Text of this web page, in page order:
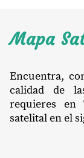
Mapa
Encuentra,
calidad de
requieres en
satelital en el